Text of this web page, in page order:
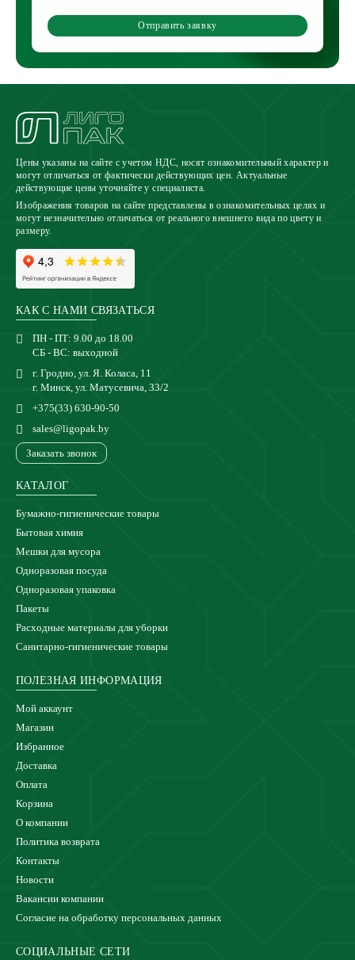
Отправить заявку
Цены указаны на сайте с учетом НДС, носят ознакомительный характер и
могут отличаться от фактически действующих цен. Актуальные
действующие цены уточняйте у специалиста.
Изображения товаров на сайте представлены в ознакомительных целях и
могут незначительно отличаться от реального внешнего вида по цвету и
размеру.
КАК С НАМИ СВЯЗАТЬСЯ
ПН - ПТ: 9.00 до 18.00
СБ - ВС: выходной
г. Гродно, ул. Я. Коласа, 11
г. Минск, ул. Матусевича, 33/2
+375(33) 630-90-50
sales@ligopak.by
Заказать звонок
КАТАЛОГ
Бумажно-гигиенические товары
Бытовая химия
Мешки для мусора
Одноразовая посуда
Одноразовая упаковка
Пакеты
Расходные материалы для уборки
Санитарно-гигиенические товары
ПОЛЕЗНАЯ ИНФОРМАЦИЯ
Мой аккаунт
Магазин
Избранное
Доставка
Оплата
Корзина
О компании
Политика возврата
Контакты
Новости
Вакансии компании
Согласие на обработку персональных данных
СОЦИАЛЬНЫЕ СЕТИ